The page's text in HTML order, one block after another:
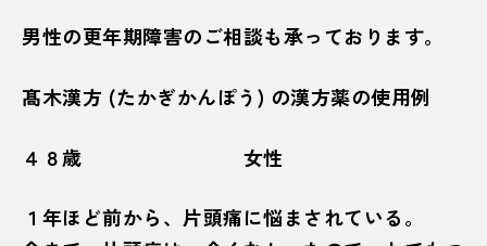
男性の更年期障害のご相談も承っております。
髙木漢方 (たかぎかんぽう) の漢方薬の使用例
４８歳 女性
１年ほど前から、片頭痛に悩まされている。